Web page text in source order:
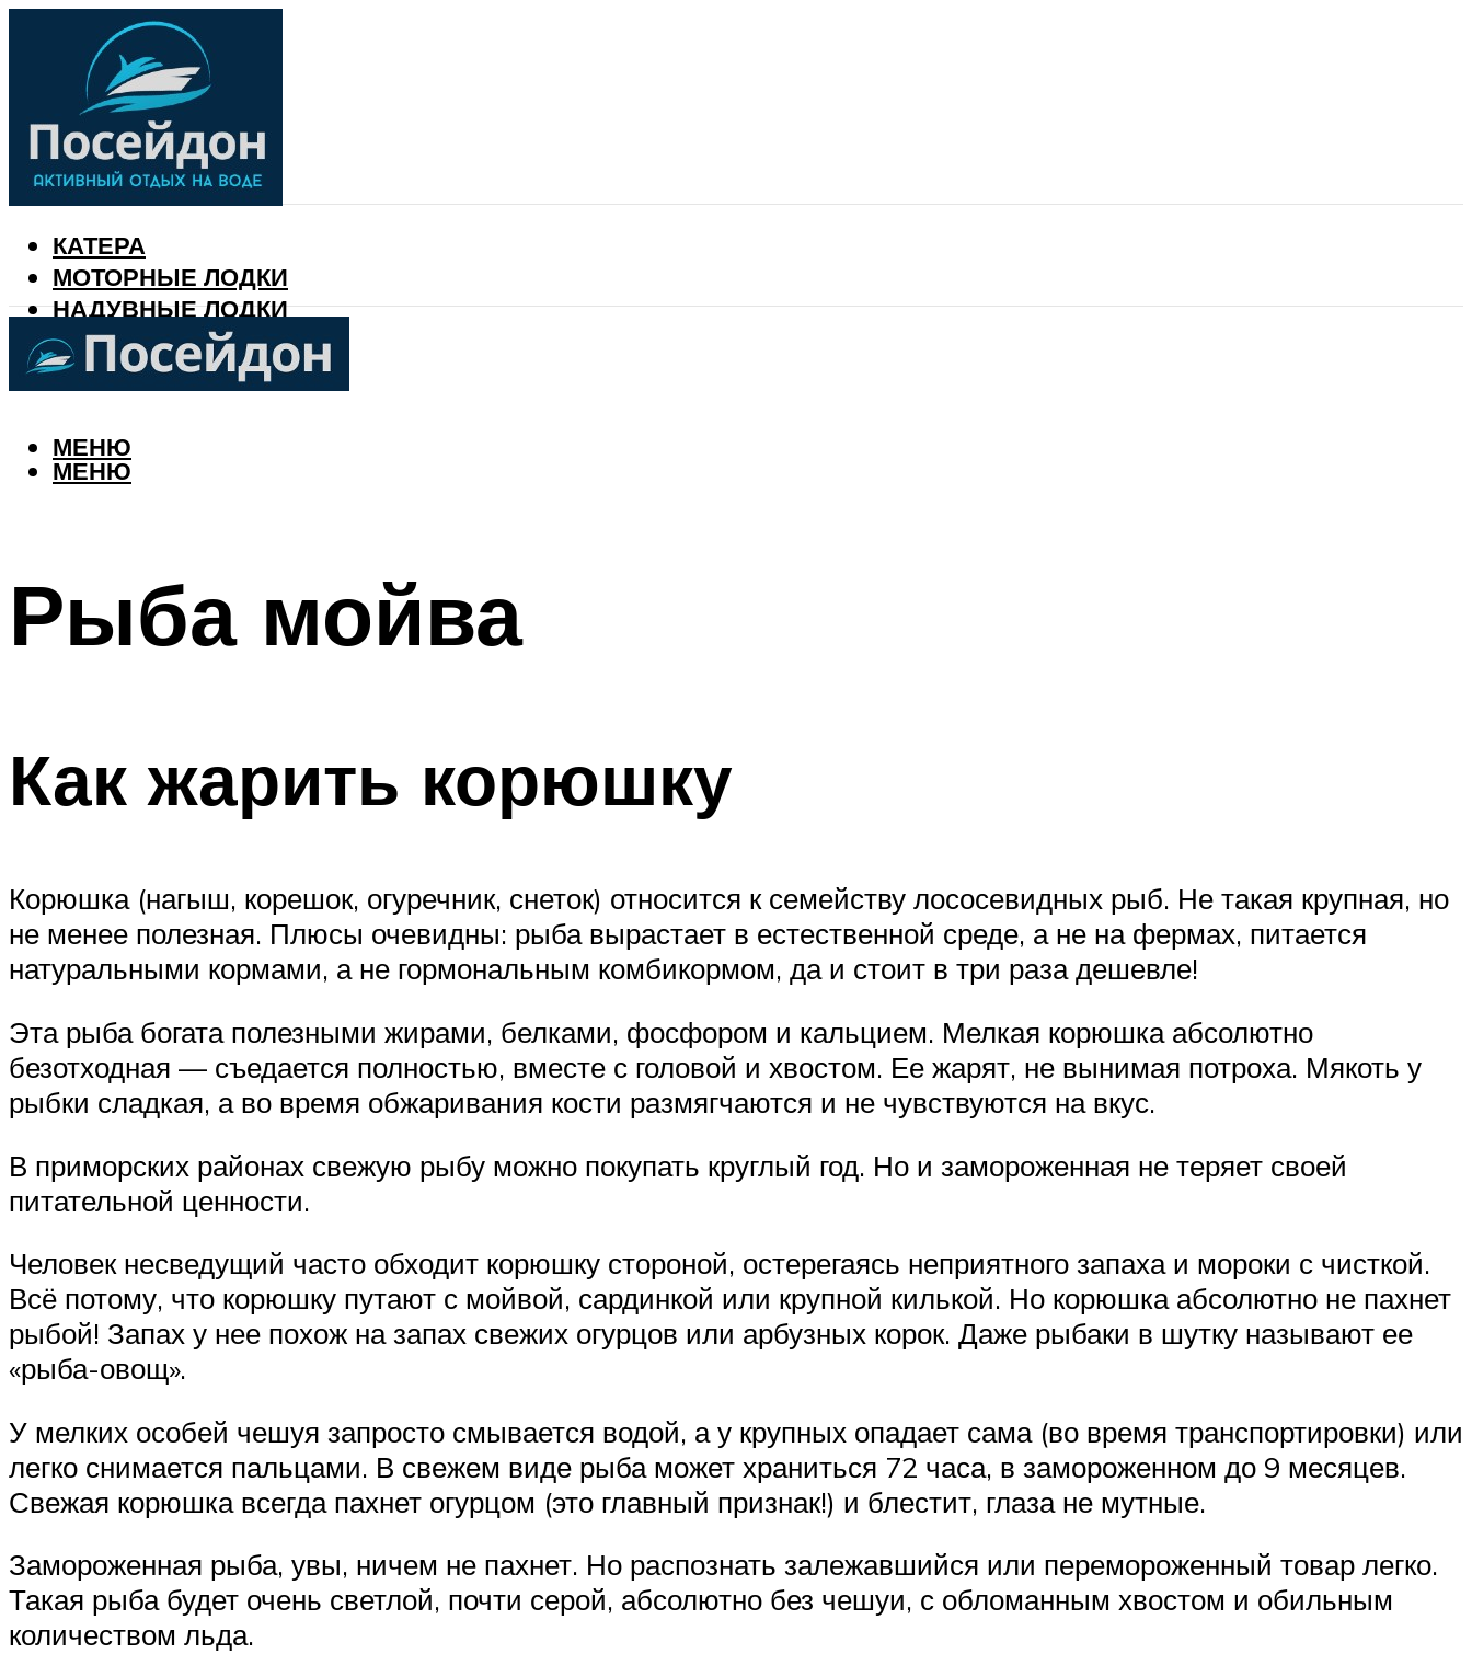
КАТЕРА
МОТОРНЫЕ ЛОДКИ
НАДУВНЫЕ ЛОДКИ
РЫБАЛКА
КАЛЕНДАРЬ РЫБАКА
МЕНЮ
МЕНЮ
Рыба мойва
Как жарить корюшку
Корюшка (нагыш, корешок, огуречник, снеток) относится к семейству лососевидных рыб. Не такая крупная, но
не менее полезная. Плюсы очевидны: рыба вырастает в естественной среде, а не на фермах, питается
натуральными кормами, а не гормональным комбикормом, да и стоит в три раза дешевле!
Эта рыба богата полезными жирами, белками, фосфором и кальцием. Мелкая корюшка абсолютно
безотходная — съедается полностью, вместе с головой и хвостом. Ее жарят, не вынимая потроха. Мякоть у
рыбки сладкая, а во время обжаривания кости размягчаются и не чувствуются на вкус.
В приморских районах свежую рыбу можно покупать круглый год. Но и замороженная не теряет своей
питательной ценности.
Человек несведущий часто обходит корюшку стороной, остерегаясь неприятного запаха и мороки с чисткой.
Всё потому, что корюшку путают с мойвой, сардинкой или крупной килькой. Но корюшка абсолютно не пахнет
рыбой! Запах у нее похож на запах свежих огурцов или арбузных корок. Даже рыбаки в шутку называют ее
«рыба-овощ».
У мелких особей чешуя запросто смывается водой, а у крупных опадает сама (во время транспортировки) или
легко снимается пальцами. В свежем виде рыба может храниться 72 часа, в замороженном до 9 месяцев.
Свежая корюшка всегда пахнет огурцом (это главный признак!) и блестит, глаза не мутные.
Замороженная рыба, увы, ничем не пахнет. Но распознать залежавшийся или перемороженный товар легко.
Такая рыба будет очень светлой, почти серой, абсолютно без чешуи, с обломанным хвостом и обильным
количеством льда.